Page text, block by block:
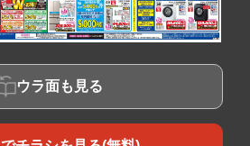
ウラ面も見る